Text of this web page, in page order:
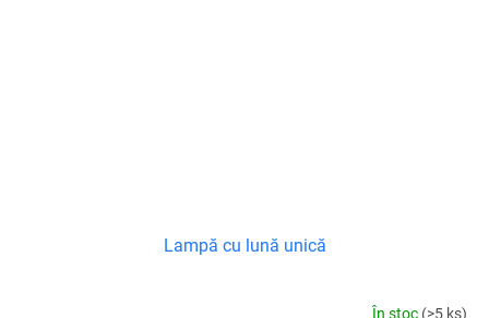
Lampă cu lună unică
În stoc (>5 ks)